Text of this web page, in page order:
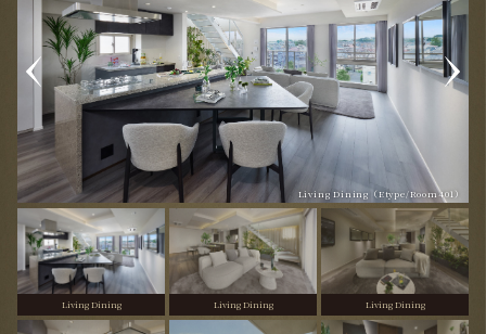
Living Dining（Etype/Room401）
Living Dining（Etype/Room401）
Living Dining（Etype/Room401）
Kitchen（Etype/Room401）
Roof Balcony（Etype/Room401）
Entrance（Etype/Room401）
Living Dining Living Dining Living Dining